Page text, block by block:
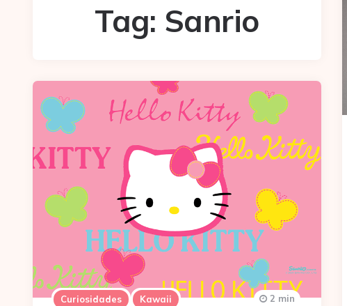
Tag: Sanrio
Curiosidades Kawaii 2 min